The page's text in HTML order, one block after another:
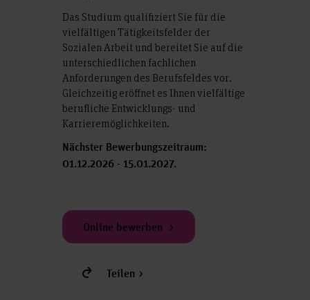
Das Studium qualifiziert Sie für die
vielfältigen Tätigkeitsfelder der
Sozialen Arbeit und bereitet Sie auf die
unterschiedlichen fachlichen
Anforderungen des Berufsfeldes vor.
Gleichzeitig eröffnet es Ihnen vielfältige
berufliche Entwicklungs- und
Karrieremöglichkeiten.
Nächster Bewerbungszeitraum:
01.12.2026 - 15.01.2027.
Online bewerben
Teilen